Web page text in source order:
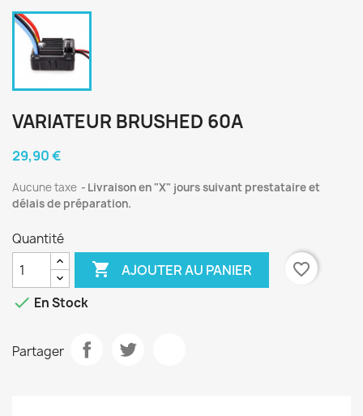
VARIATEUR BRUSHED 60A
29,90 €
Aucune taxe
Livraison en "X" jours suivant prestataire et
délais de préparation.
Quantité
 AJOUTER AU PANIER
favorite_border
 En Stock
Partager